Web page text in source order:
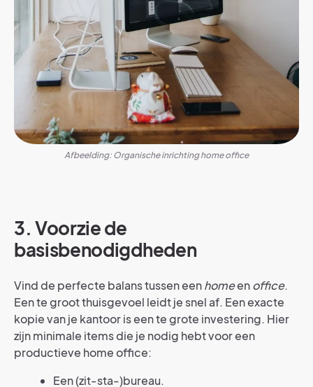
Afbeelding: Organische inrichting home office
3. Voorzie de
basisbenodigdheden
Vind de perfecte balans tussen eenhomeenoffice.
Een te groot thuisgevoel leidt je snel af. Een exacte
kopie van je kantoor is een te grote investering. Hier
zijn minimale items die je nodig hebt voor een
productieve home office:
Een (zit-sta-)bureau.